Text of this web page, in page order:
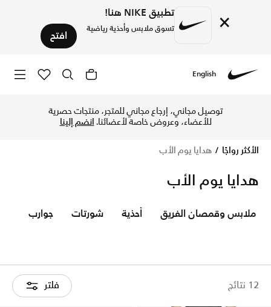
× تطبيق NIKE هنا!
تسوق ملابس وأحذية رياضية افتح
English
توصيل مجاني، إرجاع مجاني للمتجر، منتجات حصرية
للأعضاء، وعروض خاصة لأعضائنا.انضم إلينا
الأكثر رواجًا هدايا يوم الأب
هدايا يوم الأب
12 نتائج فلتر
ملابس وقمصان الفريق أحذية شورتات جوارب